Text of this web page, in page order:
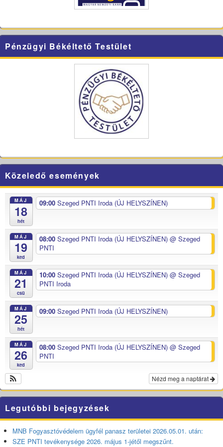
Pénzügyi Békéltető Testület
Közeledő események
MÁJ
18
hét
09:00 Szeged PNTI Iroda (ÚJ HELYSZÍNEN)
MÁJ
19
ked
08:00 Szeged PNTI Iroda (ÚJ HELYSZÍNEN) @ Szeged
PNTI
MÁJ
21
csü
10:00 Szeged PNTI Iroda (ÚJ HELYSZÍNEN) @ Szeged
PNTI Iroda
MÁJ
25
hét
09:00 Szeged PNTI Iroda (ÚJ HELYSZÍNEN)
MÁJ
26
ked
08:00 Szeged PNTI Iroda (ÚJ HELYSZÍNEN) @ Szeged
PNTI
Nézd meg a naptárat
Legutóbbi bejegyzések
MNB Fogyasztóvédelem ügyfél panasz területei 2026.05.01. után:
SZE PNTI tevékenysége 2026. május 1-jétől megszűnt.